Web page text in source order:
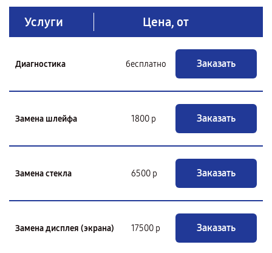
Услуги Цена, от
Диагностика бесплатно Заказать
Замена шлейфа 1800 р Заказать
Замена стекла 6500 р Заказать
Замена дисплея (экрана) 17500 р Заказать